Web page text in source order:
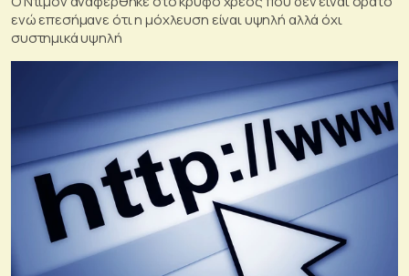
ενώ επεσήμανε ότι η μόχλευση είναι υψηλή αλλά όχι
συστημικά υψηλή